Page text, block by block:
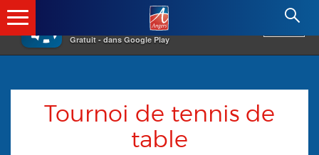
×
Gratuit - dans Google Play
Angers.fr : Retour à l'accueil
Tournoi de tennis de
table